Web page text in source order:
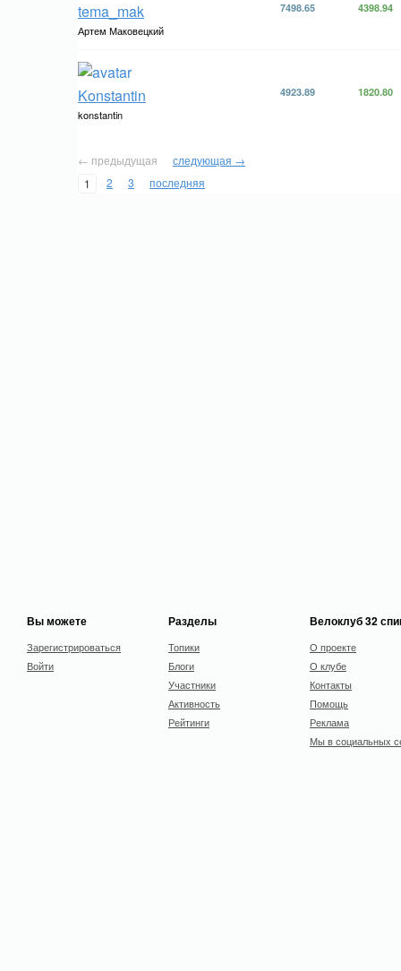
tema_mak
Артем Маковецкий
7498.65 4398.94
Konstantin
konstantin
4923.89 1820.80
← предыдущая
следующая →
1
2 3 последняя
Вы можете
Зарегистрироваться
Войти
Разделы
Топики
Блоги
Участники
Активность
Рейтинги
Велоклуб 32
О проекте
О клубе
Контакты
Помощь
Реклама
Мы в социальных